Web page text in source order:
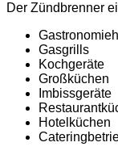
Der Zündbrenner
Gasgrills
Kochgeräte
Großküchen
Imbissgeräte
Hotelküchen